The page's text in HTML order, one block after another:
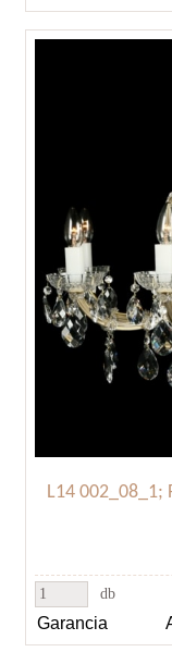
L14 002_08_1;
db
Garancia